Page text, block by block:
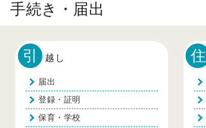
手続き・届出
引 越し
届出
登録・証明
保育・学校
住